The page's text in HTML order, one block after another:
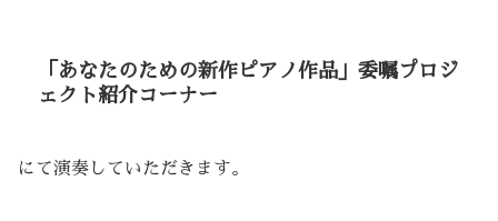
「あなたのための新作ピアノ作品」委嘱プロジ
ェクト紹介コーナー
にて演奏していただきます。